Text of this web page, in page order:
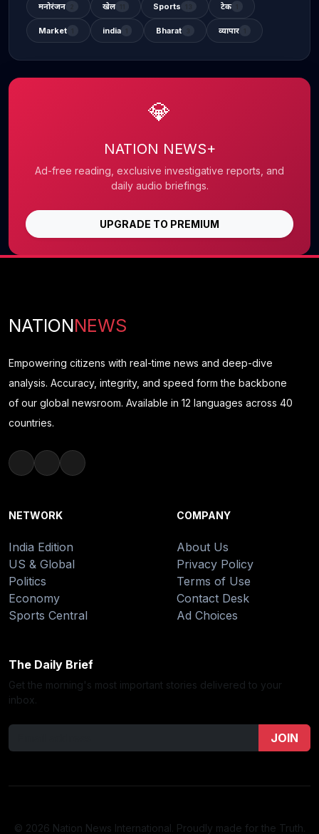
मनोरंजन खेल Sports टेक
Market india Bharat व्यापार
💎
NATION NEWS+
Ad-free reading, exclusive investigative reports, and
daily audio briefings.
UPGRADE TO PREMIUM
NATIONNEWS
Empowering citizens with real-time news and deep-dive
analysis. Accuracy, integrity, and speed form the backbone
of our global newsroom. Available in 12 languages across 40
countries.
NETWORK
India Edition
US & Global
Politics
Economy
Sports Central
COMPANY
About Us
Privacy Policy
Terms of Use
Contact Desk
Ad Choices
The Daily Brief
Get the morning's most important stories delivered to your
inbox.
JOIN
© 2026 Nation News International. Proudly made for the Truth.